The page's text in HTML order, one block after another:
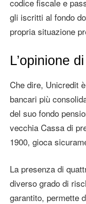
codice fiscale e
gli iscritti al fondo
propria situazione
L’opinione
Che dire, Unicredit
bancari più
del suo fondo
vecchia Cassa di
1900, gioca
La presenza di
diverso grado di
garantito, permette